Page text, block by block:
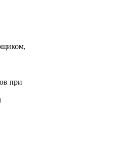
при